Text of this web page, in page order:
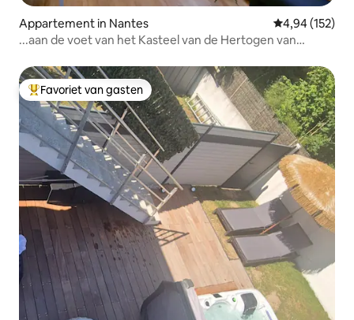
Appartement in Nantes Gemiddelde
4,94 (152)
...aan de voet van het Kasteel van de Hertogen van
Topfavoriet van gasten
Favoriet van gasten